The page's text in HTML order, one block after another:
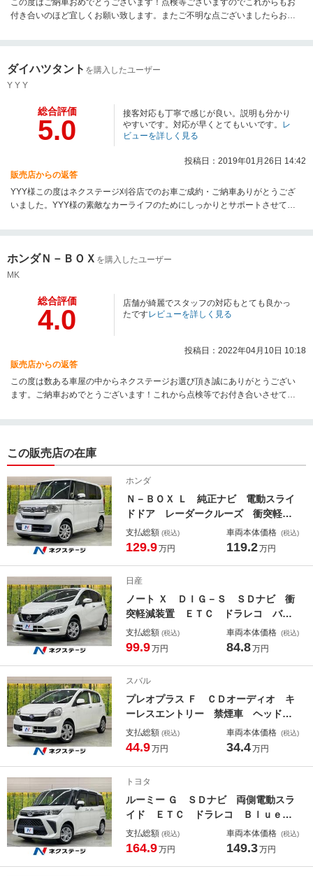
付き合いのほど宜しくお願い致します。またご不明な点ございましたらお気
ダイハツタント を購入したユーザー
Y Y Y
総合評価
5.0
接客対応も丁寧で感じが良い。説明も分かり
やすいです。対応が早くとてもいいです。 レ
ビューを詳しく見る
投稿日：2019年01月26日 14:42
販売店からの返答
YYY様この度はネクステージ刈谷店でのお車ご成約・ご納車ありがとうござ
いました。YYY様の素敵なカーライフのためにしっかりとサポートさせて頂
したらいつでもお気軽にご連絡下さいませ。
ホンダＮ－ＢＯＸ を購入したユーザー
MK
総合評価
4.0
店舗が綺麗でスタッフの対応もとても良かっ
たですレビューを詳しく見る
投稿日：2022年04月10日 10:18
販売店からの返答
この度は数ある車屋の中からネクステージお選び頂き誠にありがとうござい
ます。ご納車おめでとうございます！これから点検等でお付き合いさせて頂
この販売店の在庫
ホンダ
Ｎ－ＢＯＸ Ｌ 純正ナビ 電動スライ
ドドア レーダークルーズ 衝突軽減
装置 ドラレコ シートヒーター Ｌ
ＥＤヘッド バックカメラ スマート
ナー
支払総額 (税込)
129.9万円
車両本体価格 (税込)
119.2万円
日産
ノート Ｘ ＤＩＧ－Ｓ ＳＤナビ 衝
突軽減装置 ＥＴＣ ドラレコ バッ
クカメラ Ｂｌｕｅｔｏｏｔｈ オー
トエアコン スマートキー プッシュ
支払総額 (税込)
99.9万円
車両本体価格 (税込)
84.8万円
スバル
プレオプラス Ｆ ＣＤオーディオ キ
ーレスエントリー 禁煙車 ヘッドラ
イトレベライザー ドアバイザー
支払総額 (税込)
44.9万円
車両本体価格 (税込)
34.4万円
トヨタ
ルーミー Ｇ ＳＤナビ 両側電動スラ
イド ＥＴＣ ドラレコ Ｂｌｕｅｔ
ｏｏｔｈ 衝突軽減装置 ＬＥＤヘッ
ド バックカメラ スマートキー プ
支払総額 (税込)
164.9万円
車両本体価格 (税込)
149.3万円